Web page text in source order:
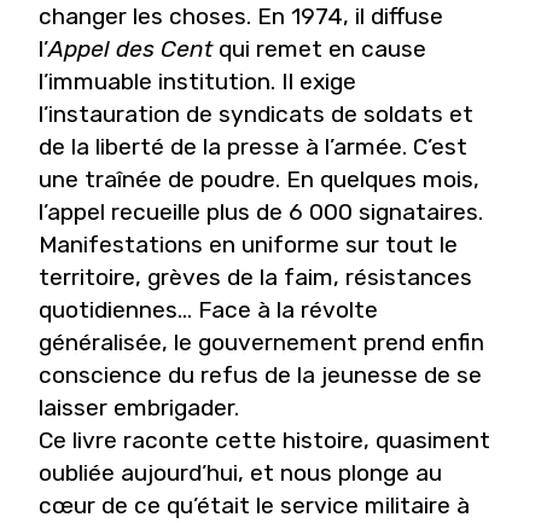
changer les choses. En 1974, il diffuse
l’Appel des Centqui remet en cause
l’immuable institution. Il exige
l’instauration de syndicats de soldats et
de la liberté de la presse à l’armée. C’est
une traînée de poudre. En quelques mois,
l’appel recueille plus de 6 000 signataires.
Manifestations en uniforme sur tout le
territoire, grèves de la faim, résistances
quotidiennes... Face à la révolte
généralisée, le gouvernement prend enfin
conscience du refus de la jeunesse de se
laisser embrigader.
Ce livre raconte cette histoire, quasiment
oubliée aujourd’hui, et nous plonge au
cœur de ce qu’était le service militaire à